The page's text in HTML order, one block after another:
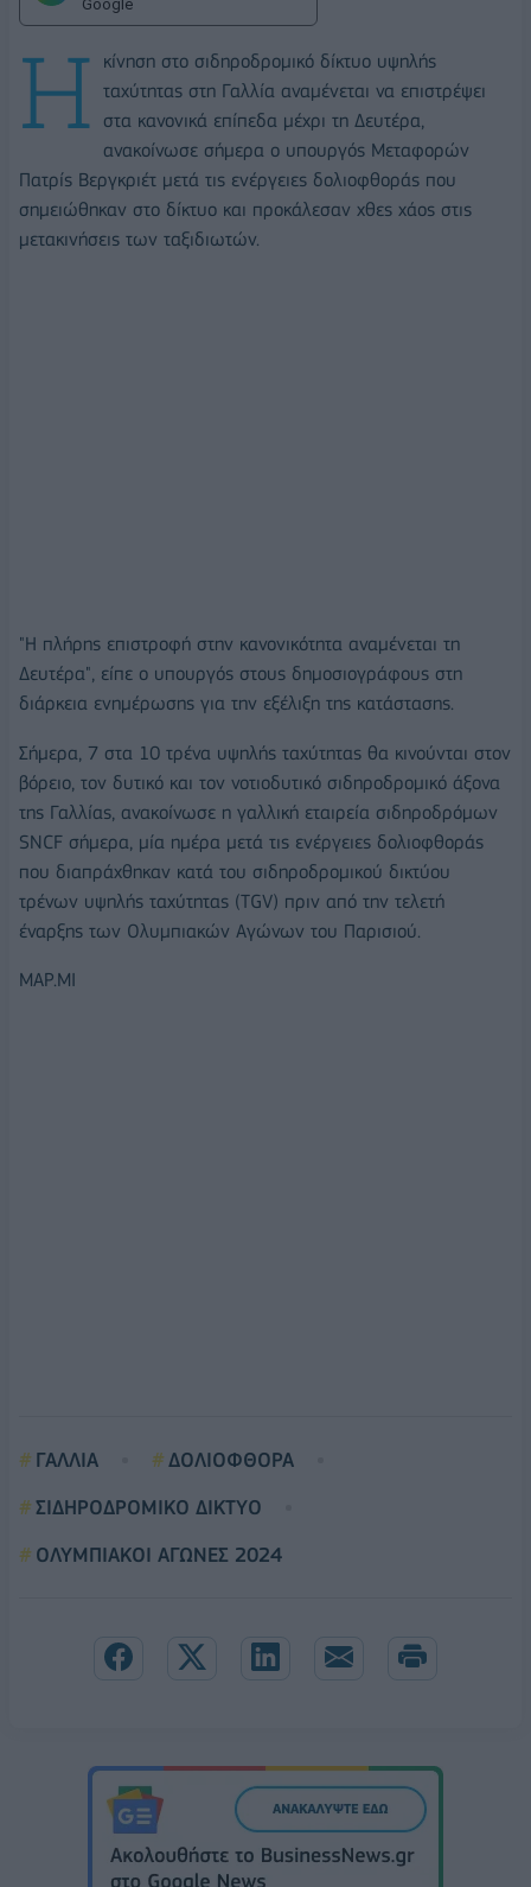
Google
Η
κίνηση στο σιδηροδρομικό δίκτυο υψηλής
ταχύτητας στη Γαλλία αναμένεται να επιστρέψει
στα κανονικά επίπεδα μέχρι τη Δευτέρα,
ανακοίνωσε σήμερα ο υπουργός Μεταφορών
Πατρίς Βεργκριέτ μετά τις ενέργειες δολιοφθοράς που
σημειώθηκαν στο δίκτυο και προκάλεσαν χθες χάος στις
μετακινήσεις των ταξιδιωτών.
"Η πλήρης επιστροφή στην κανονικότητα αναμένεται τη
Δευτέρα", είπε ο υπουργός στους δημοσιογράφους στη
διάρκεια ενημέρωσης για την εξέλιξη της κατάστασης.
Σήμερα, 7 στα 10 τρένα υψηλής ταχύτητας θα κινούνται στον
βόρειο, τον δυτικό και τον νοτιοδυτικό σιδηροδρομικό άξονα
της Γαλλίας, ανακοίνωσε η γαλλική εταιρεία σιδηροδρόμων
SNCF σήμερα, μία ημέρα μετά τις ενέργειες δολιοφθοράς
που διαπράχθηκαν κατά του σιδηροδρομικού δικτύου
τρένων υψηλής ταχύτητας (TGV) πριν από την τελετή
έναρξης των Ολυμπιακών Αγώνων του Παρισιού.
ΜΑΡ.ΜΙ
ΓΑΛΛΙΑ
ΔΟΛΙΟΦΘΟΡΑ
ΣΙΔΗΡΟΔΡΟΜΙΚΟ ΔΙΚΤΥΟ
ΟΛΥΜΠΙΑΚΟΙ ΑΓΩΝΕΣ 2024